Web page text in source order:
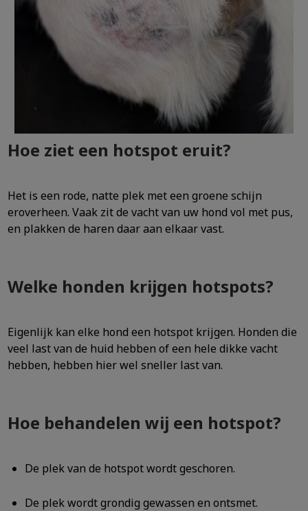
Hoe ziet een hotspot eruit?
Het is een rode, natte plek met een groene schijn
eroverheen. Vaak zit de vacht van uw hond vol met pus,
en plakken de haren daar aan elkaar vast.
Welke honden krijgen hotspots?
Eigenlijk kan elke hond een hotspot krijgen. Honden die
veel last van de huid hebben of een hele dikke vacht
hebben, hebben hier wel sneller last van.
Hoe behandelen wij een hotspot?
De plek van de hotspot wordt geschoren.
De plek wordt grondig gewassen en ontsmet.